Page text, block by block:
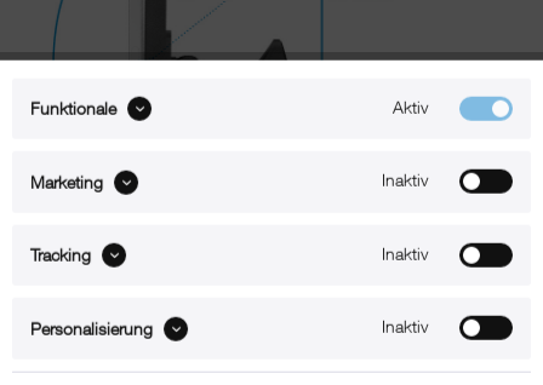
xMount@Air – iPhone 16 Halterung für die Lüftung
Funktionale Aktiv
Marketing Inaktiv
Tracking Inaktiv
Personalisierung Inaktiv